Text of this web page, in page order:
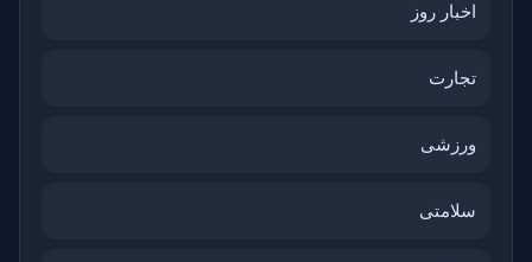
اخبار روز
تجارت
ورزشی
سلامتی